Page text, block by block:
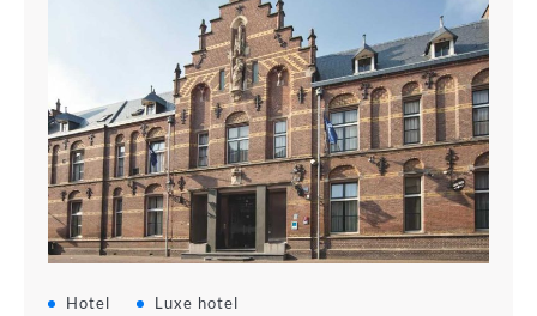
Hotel Luxe hotel